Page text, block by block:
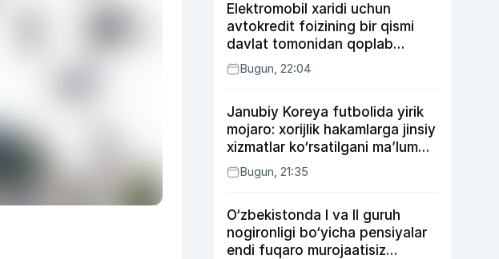
Elektromobil xaridi uchun
avtokredit foizining bir qismi
davlat tomonidan qoplab
berilishi mumkin
Bugun, 22:04
Janubiy Koreya futbolida yirik
mojaro: xorijlik hakamlarga jinsiy
xizmatlar ko‘rsatilgani ma’lum
qilindi
Bugun, 21:35
O‘zbekistonda I va II guruh
nogironligi bo‘yicha pensiyalar
endi fuqaro murojaatisiz